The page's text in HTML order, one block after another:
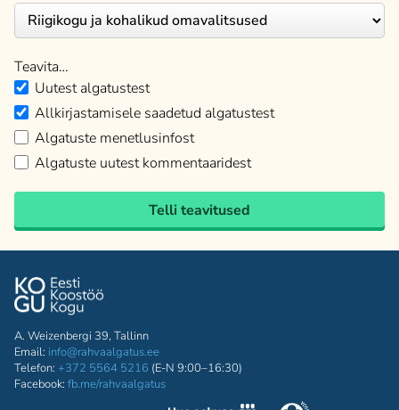
Teavita…
Uutest algatustest
Allkirjastamisele saadetud algatustest
Algatuste menetlusinfost
Algatuste uutest kommentaaridest
Telli teavitused
A. Weizenbergi 39, Tallinn
Email: info@rahvaalgatus.ee
Telefon: +372 5564 5216 (E-N 9:00–16:30)
Facebook: fb.me/rahvaalgatus